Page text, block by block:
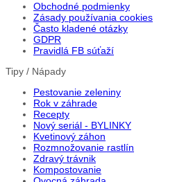
Obchodné podmienky
Zásady používania cookies
Často kladené otázky
GDPR
Pravidlá FB súťaží
Tipy / Nápady
Pestovanie zeleniny
Rok v záhrade
Recepty
Nový seriál - BYLINKY
Kvetinový záhon
Rozmnožovanie rastlín
Zdravý trávnik
Kompostovanie